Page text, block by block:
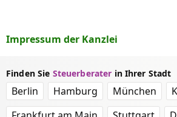
Impressum der Kanzlei
Finden Sie Steuerberater in Ihrer Stadt
Berlin Hamburg München